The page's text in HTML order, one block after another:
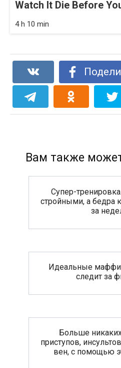
Watch It Die Before
4 h 10 min
Вам также
Супер-
стройными, а бедра
за
Идеальные
следит за
Больше
приступов,
вен, с помощью